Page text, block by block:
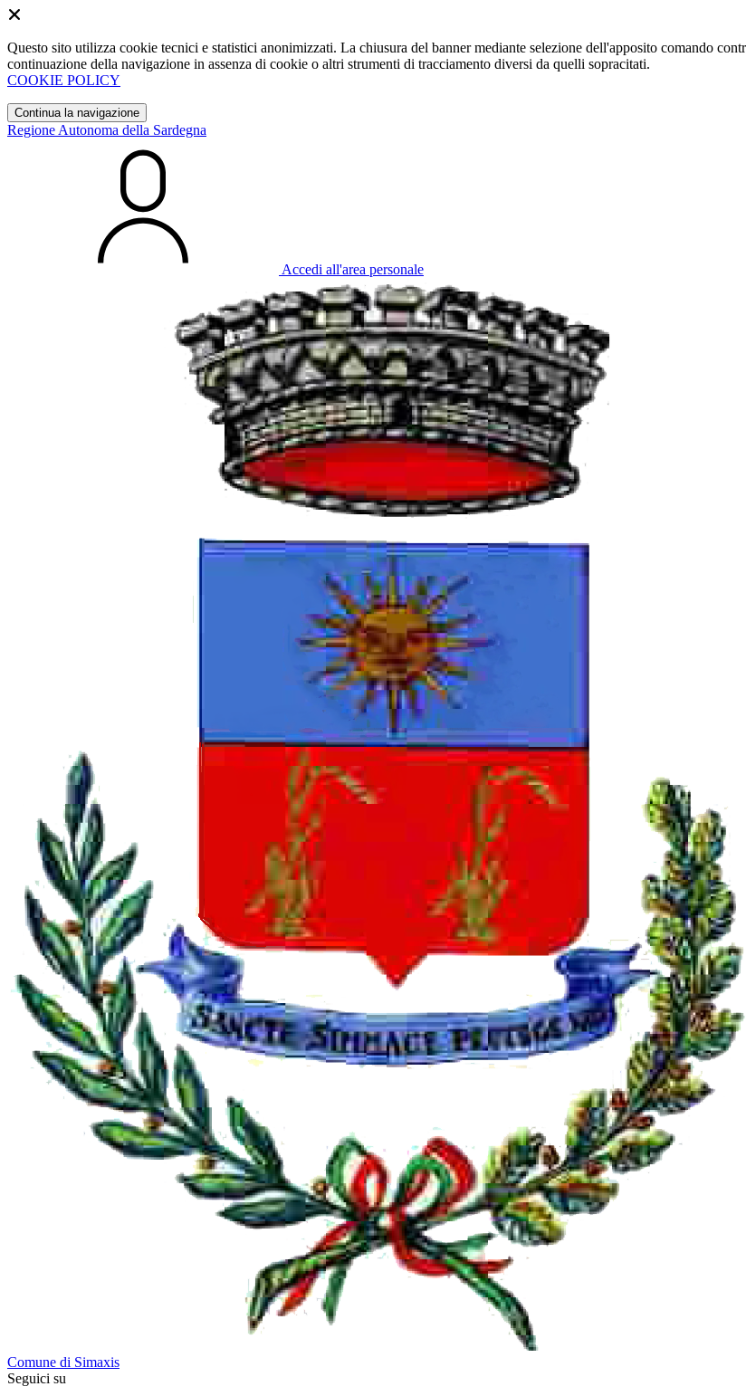
Questo sito utilizza cookie tecnici e statistici anonimizzati. La chiusura del banner mediante selezione dell'apposito comando
continuazione della navigazione in assenza di cookie o altri strumenti di tracciamento diversi da quelli sopracitati.
COOKIE POLICY
Continua la navigazione
Regione Autonoma della Sardegna
Accedi all'area personale
Comune di Simaxis
Seguici su